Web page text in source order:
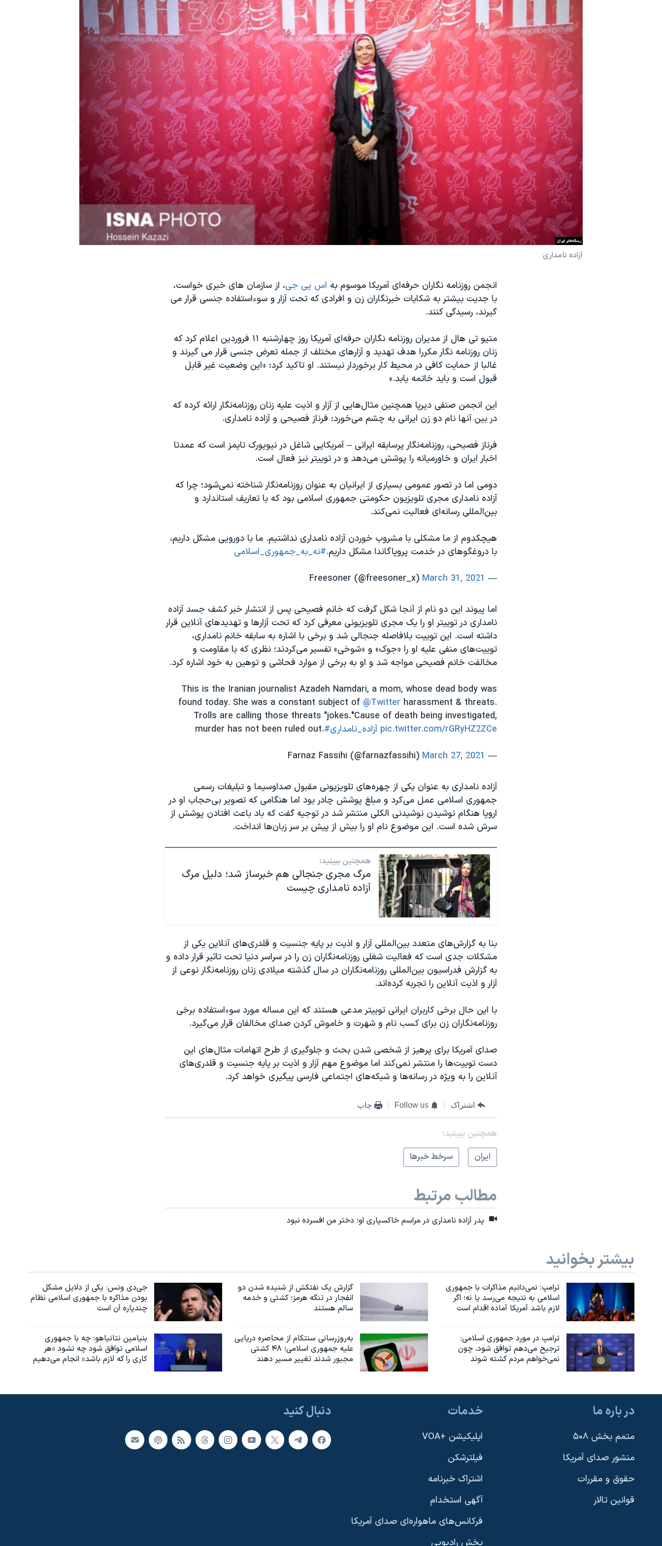
انتخابات ریاست جمهوری آمریکا ۲۰۲۴
حمله جمهوری اسلامی به اسرائیل
اعتراضات زن، زندگی، آزادی
مجموعه مستندهای دادخواهی
چهل سال گروگان‌گیری
قانون شفافیت دارائی کادر رهبری ایران
نرگس محمدی برنده جایزه نوبل صلح
همایش محافظه‌کاران آمریکا «سی‌پک»
آزاده نامداری
انجمن روزنامه نگاران حرفه‌ای آمریکا موسوم به اس پی جی، از سازمان های خبری خواست،
با جدیت بیشتر به شکایات­ خبرنگاران زن و افرادی که تحت آزار و سوءاستفاده جنسی قرار می
گیرند، رسیدگی کنند.
متیو تی هال از مدیران روزنامه نگاران حرفه‌ای آمریکا روز چهارشنبه ۱۱ فروردین اعلام کرد که
زنان روزنامه نگار مکررا هدف تهدید و آزارهای مختلف از جمله تعرض جنسی قرار می گیرند و
غالبا از حمایت کافی در محیط کار برخوردار نیستند. او تاکید کرد: «این وضعیت غیر قابل
قبول است و باید خاتمه یابد.»
این انجمن صنفی دیرپا همچنین مثال‌هایی از آزار و اذیت علیه زنان روزنامه‌نگار ارائه کرده که
در بین آنها نام دو زن ایرانی به چشم می‌خورد: فرناز فصیحی و آزاده نامداری.
فرناز فصیحی، روزنامه‌نگار پرسابقه ایرانی – آمریکایی شاغل در نیویورک تایمز است که عمدتا
اخبار ایران و خاورمیانه را پوشش می‌دهد و در توییتر نیز فعال است.
دومی اما در تصور عمومی بسیاری از ایرانیان به عنوان روزنامه‌نگار شناخته نمی‌شود؛ چرا که
آزاده نامداری مجری تلویزیون حکومتی جمهوری اسلامی بود که با تعاریف استاندارد و
بین‌المللی رسانه‌ای فعالیت نمی‌کند.
هیچکدوم از ما مشکلی با مشروب خوردن آزاده نامداری نداشتیم. ما با دورویی مشکل داریم،
با دروغگوهای در خدمت پروپاگاندا مشکل داریم.#نه_به_جمهوری_اسلامی
— Freesoner (@freesoner_x)
March 31, 2021
اما پیوند این دو نام از آنجا شکل گرفت که خانم فصیحی پس از انتشار خبر کشف جسد آزاده
نامداری در توییتر او را یک مجری تلویزیونی معرفی کرد که تحت آزارها و تهدیدهای آنلاین قرار
داشته است. این توییت بلافاصله جنجالی شد و برخی با اشاره به سابقه خانم نامداری،
توییت‌های منفی علیه او را «جوک» و «شوخی» تفسیر می‌کردند؛ نظری که با مقاومت و
مخالفت خانم فصیحی مواجه شد و او به برخی از موارد فحاشی و توهین به خود اشاره کرد.
This is the Iranian journalist Azadeh Namdari, a mom, whose dead body was
found today. She was a constant subject of @Twitter harassment & threats.
Trolls are calling those threats "jokes."Cause of death being investigated,
murder has not been ruled out. #آزاده_نامدارى pic.twitter.com/rGRyHZ2ZCe
— Farnaz Fassihi (@farnazfassihi)
March 27, 2021
آزاده نامداری به عنوان یکی از چهره‌های تلویزیونی مقبول صداوسیما و تبلیغات رسمی
جمهوری اسلامی عمل می‌کرد و مبلغ پوشش چادر بود اما هنگامی که تصویر بی‌حجاب او در
اروپا هنگام نوشیدن نوشیدنی الکلی منتشر شد در توجیه گفت که باد باعث افتادن پوشش از
سرش شده است. این موضوع نام او را بیش از پیش بر سر زبان‌ها انداخت.
همچنین ببینید:
مرگ مجری جنجالی هم خبرساز شد؛ دلیل مرگ
آزاده نامداری چیست
بنا به گزارش‌های متعدد بین‌المللی آزار و اذیت بر پایه جنسیت و قلدری‌های آنلاین یکی از
مشکلات جدی است که فعالیت شغلی روزنامه‌نگاران زن را در سراسر دنیا تحت تاثیر قرار داده و
به گزارش فدراسیون بین‌المللی روزنامه‌نگاران در سال گذشته میلادی زنان روزنامه‌نگار نوعی از
آزار و اذیت آنلاین را تجربه‌ کرده‌‌اند.
با این حال برخی کاربران ایرانی توییتر مدعی هستند که این مساله مورد سوءاستفاده برخی
روزنامه‌نگاران زن برای کسب نام و شهرت و خاموش کردن صدای مخالفان قرار می‌گیرد.
صدای آمریکا برای پرهیز از شخصی شدن بحث و جلوگیری از طرح اتهامات مثال‌های این
دست توییت‌ها را منتشر نمی‌کند اما موضوع مهم آزار و اذیت بر پایه جنسیت و قلدری‌های
آنلاین را به ویژه در رسانه‌ها و شبکه‌های اجتماعی فارسی پیگیری خواهد کرد.
اشتراک Follow us چاپ
همچنبن ببینید:
ايران
سرخط خبرها
مطالب مرتبط
پدر آزاده نامداری در مراسم خاکسپاری او؛ دختر من افسرده نبود
بیشتر بخوانید
ترامپ: نمی‌دانیم مذاکرات با جمهوری
اسلامی به نتیجه می‌رسد یا نه؛ اگر
لازم باشد آمریکا آماده اقدام است
گزارش یک نفتکش از شنیده شدن دو
انفجار در تنگه هرمز؛ کشتی و خدمه
سالم هستند
جی‌دی ونس: یکی از دلایل مشکل
بودن مذاکره با جمهوری اسلامی نظام
چندپاره آن است
ترامپ در مورد جمهوری اسلامی:
ترجیح می‌دهم توافق شود، چون
نمی‌خواهم مردم کشته شوند
به‌روزرسانی سنتکام از محاصره دریایی
علیه جمهوری اسلامی؛ ۴۸ کشتی
مجبور شدند تغییر مسیر دهند
بنیامین نتانیاهو: چه با جمهوری
اسلامی توافق شود چه نشود «هر
کاری را که لازم باشد» انجام می‌دهیم
دنبال کنید در باره ما
متمم بخش ۵۰۸
منشور صدای آمریکا
حقوق و مقررات
قوانین تالار
خدمات
اپلیکیشن +VOA
فیلترشکن
اشتراک خبرنامه
آگهی استخدام
فرکانس‌های ماهواره‌ای صدای آمریکا
پخش رادیویی